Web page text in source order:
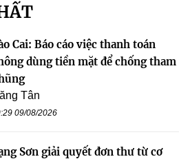
Cai: Báo cáo việc thanh toán
dùng tiền mặt để chống tham
Tân
09/08/2026
Sơn giải quyết đơn thư từ cơ